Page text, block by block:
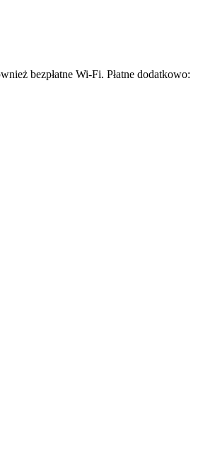
bezpłatne Wi-Fi. Płatne dodatkowo: